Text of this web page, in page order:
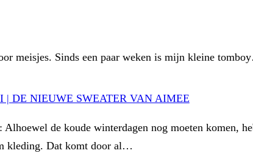
meisjes. Sinds een paar weken is mijn kleine
| DE NIEUWE SWEATER VAN AIMEE
Alhoewel de koude winterdagen nog moeten komen,
kleding. Dat komt door al…